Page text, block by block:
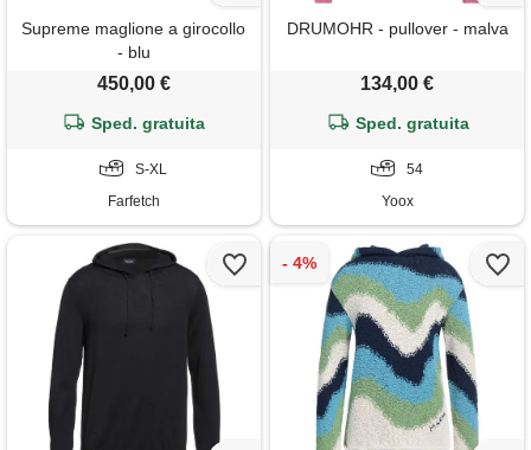
Supreme maglione a girocollo
- blu
450,00 €
Sped. gratuita
S-XL
Farfetch
DRUMOHR - pullover - malva
134,00 €
Sped. gratuita
54
Yoox